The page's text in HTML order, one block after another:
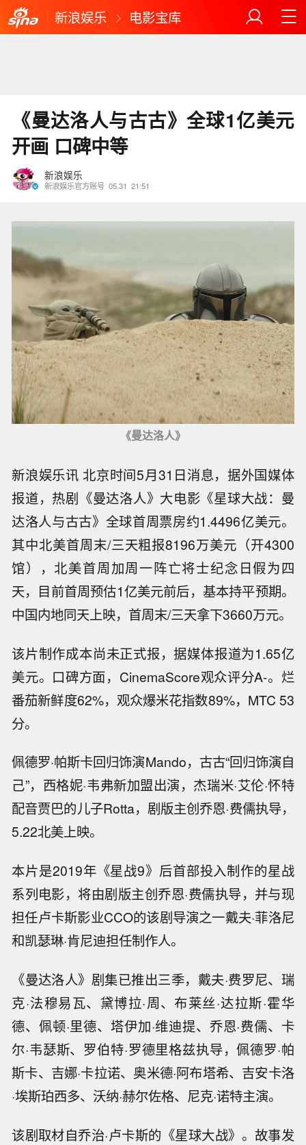
新浪娱乐 电影宝库
《曼达洛人与古古》全球1亿美元
开画 口碑中等
新浪娱乐
新浪娱乐官方账号 05.31 21:51
《曼达洛人》
新浪娱乐讯 北京时间5月31日消息，据外国媒体
报道，热剧《曼达洛人》大电影《星球大战：曼
达洛人与古古》全球首周票房约1.4496亿美元。
其中北美首周末/三天粗报8196万美元（开4300
馆），北美首周加周一阵亡将士纪念日假为四
天，目前首周预估1亿美元前后，基本持平预期。
中国内地同天上映，首周末/三天拿下3660万元。
该片制作成本尚未正式报，据媒体报道为1.65亿
美元。口碑方面，CinemaScore观众评分A-。烂
番茄新鲜度62%，观众爆米花指数89%，MTC 53
分。
佩德罗·帕斯卡回归饰演Mando，古古“回归饰演自
己”，西格妮·韦弗新加盟出演，杰瑞米·艾伦·怀特
配音贾巴的儿子Rotta，剧版主创乔恩·费儒执导，
5.22北美上映。
本片是2019年《星战9》后首部投入制作的星战
系列电影，将由剧版主创乔恩·费儒执导，并与现
担任卢卡斯影业CCO的该剧导演之一戴夫·菲洛尼
和凯瑟琳·肯尼迪担任制作人。
《曼达洛人》剧集已推出三季，戴夫·费罗尼、瑞
克·法穆易瓦、黛博拉·周、布莱丝·达拉斯·霍华
德、佩顿·里德、塔伊加·维迪提、乔恩·费儒、卡
尔·韦瑟斯、罗伯特·罗德里格兹执导，佩德罗·帕
斯卡、吉娜·卡拉诺、奥米德·阿布塔希、吉安卡洛
·埃斯珀西多、沃纳·赫尔佐格、尼克·诺特主演。
该剧取材自乔治·卢卡斯的《星球大战》。故事发